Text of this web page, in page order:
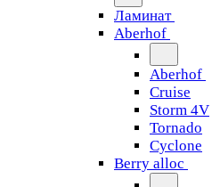
Ламинат
Aberhof
Aberhof
Cruise
Storm 4V
Tornado
Сyclone
Berry alloc